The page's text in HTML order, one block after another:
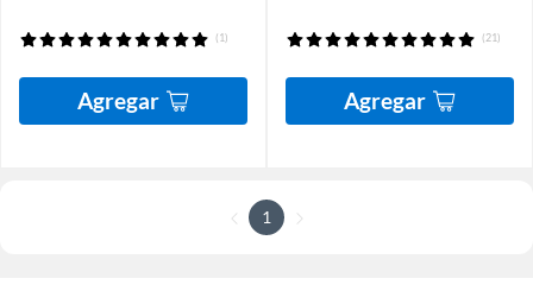
(1)
Agregar
(21)
Agregar
1